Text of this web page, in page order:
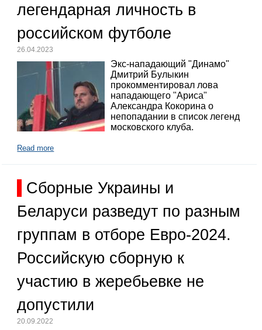
легендарная личность в
российском футболе
26.04.2023
Экс-нападающий "Динамо"
Дмитрий Булыкин
прокомментировал лова
нападающего "Ариса"
Александра Кокорина о
непопадании в список легенд
московского клуба.
Read more
Сборные Украины и
Беларуси разведут по разным
группам в отборе Евро-2024.
Российскую сборную к
участию в жеребьевке не
допустили
20.09.2022